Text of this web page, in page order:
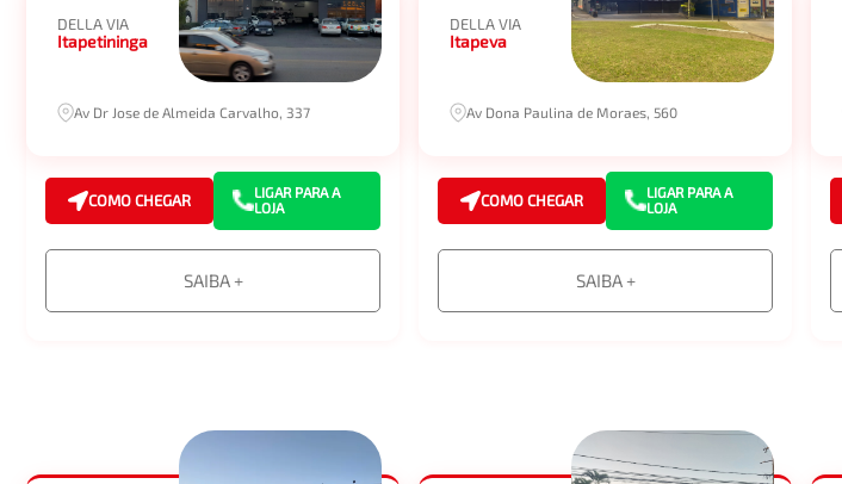
DELLA VIA
Itapetininga
Av Dr Jose de Almeida Carvalho, 337
COMO CHEGAR
LIGAR PARA A
LOJA
SAIBA +
DELLA VIA
Itapeva
Av Dona Paulina de Moraes, 560
COMO CHEGAR
LIGAR PARA A
LOJA
SAIBA +